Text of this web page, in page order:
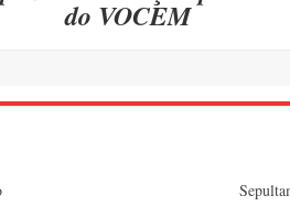
do VOCEM